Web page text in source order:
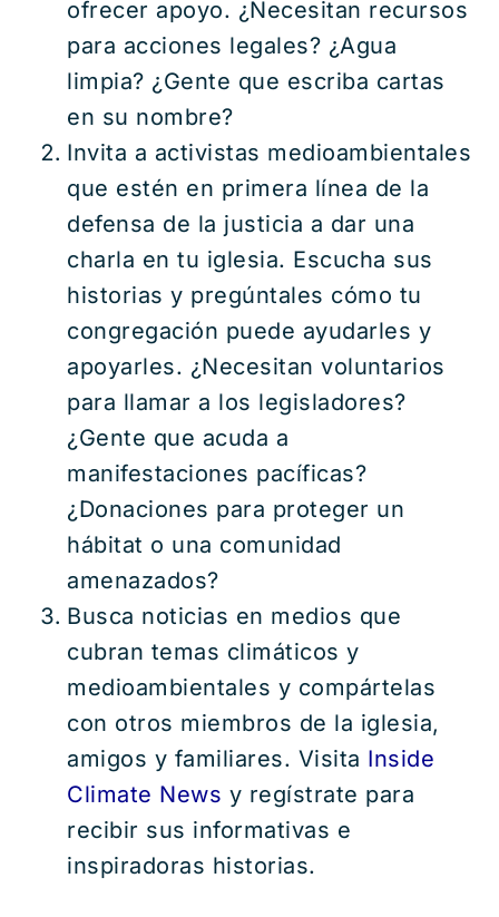
ofrecer apoyo. ¿Necesitan recursos
para acciones legales? ¿Agua
limpia? ¿Gente que escriba cartas
en su nombre?
Invita a activistas medioambientales
que estén en primera línea de la
defensa de la justicia a dar una
charla en tu iglesia. Escucha sus
historias y pregúntales cómo tu
congregación puede ayudarles y
apoyarles. ¿Necesitan voluntarios
para llamar a los legisladores?
¿Gente que acuda a
manifestaciones pacíficas?
¿Donaciones para proteger un
hábitat o una comunidad
amenazados?
Busca noticias en medios que
cubran temas climáticos y
medioambientales y compártelas
con otros miembros de la iglesia,
amigos y familiares. Visita Inside
Climate News y regístrate para
recibir sus informativas e
inspiradoras historias.